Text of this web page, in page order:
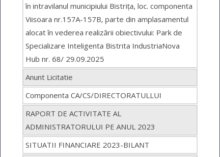
în intravilanul municipiului Bistrița, loc. componenta
Viisoara nr.157A-157B, parte din amplasamentul
alocat în vederea realizării obiectivului: Park de
Specializare Inteligenta Bistrita IndustriaNova
Hub nr. 68/ 29.09.2025
Anunt Licitatie
Componenta CA/CS/DIRECTORATULLUI
RAPORT DE ACTIVITATE AL
ADMINISTRATORULUI PE ANUL 2023
SITUATII FINANCIARE 2023-BILANT